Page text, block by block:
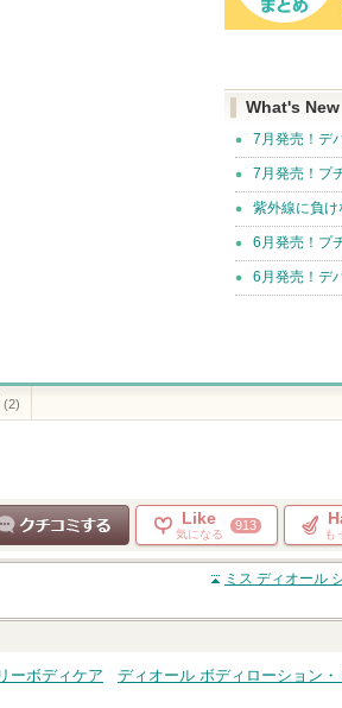
What's New
7月発売！デ
7月発売！プ
紫外線に負
6月発売！プ
6月発売！デ
(2)
クチコミする
Like
気になる
913
も
ミス ディオール
ーボディケア ディオール ボディローション・